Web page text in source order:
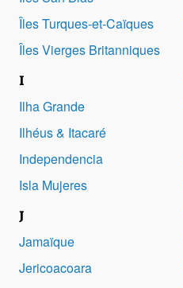
Îles Turques-et-Caïques
Îles Vierges Britanniques
I
Ilha Grande
Ilhéus & Itacaré
Independencia
Isla Mujeres
J
Jamaïque
Jericoacoara